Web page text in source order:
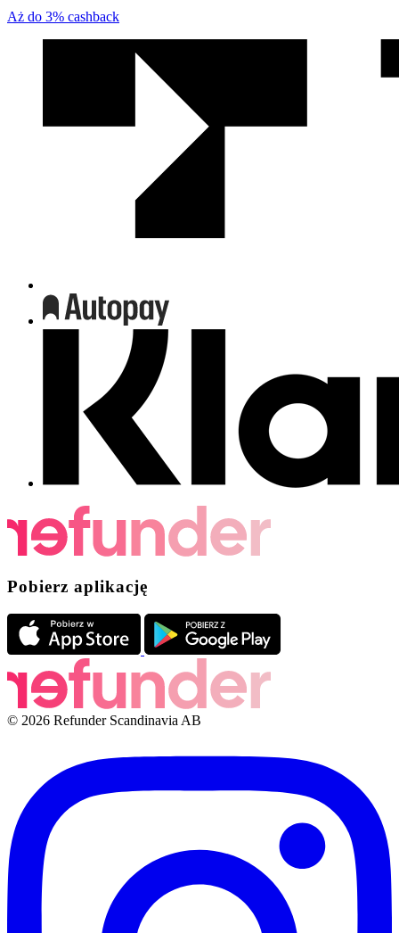
Aż do 3% cashback
Pobierz aplikację
© 2026 Refunder Scandinavia AB